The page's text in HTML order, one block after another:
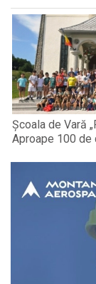
Școala de Vară
Aproape 100